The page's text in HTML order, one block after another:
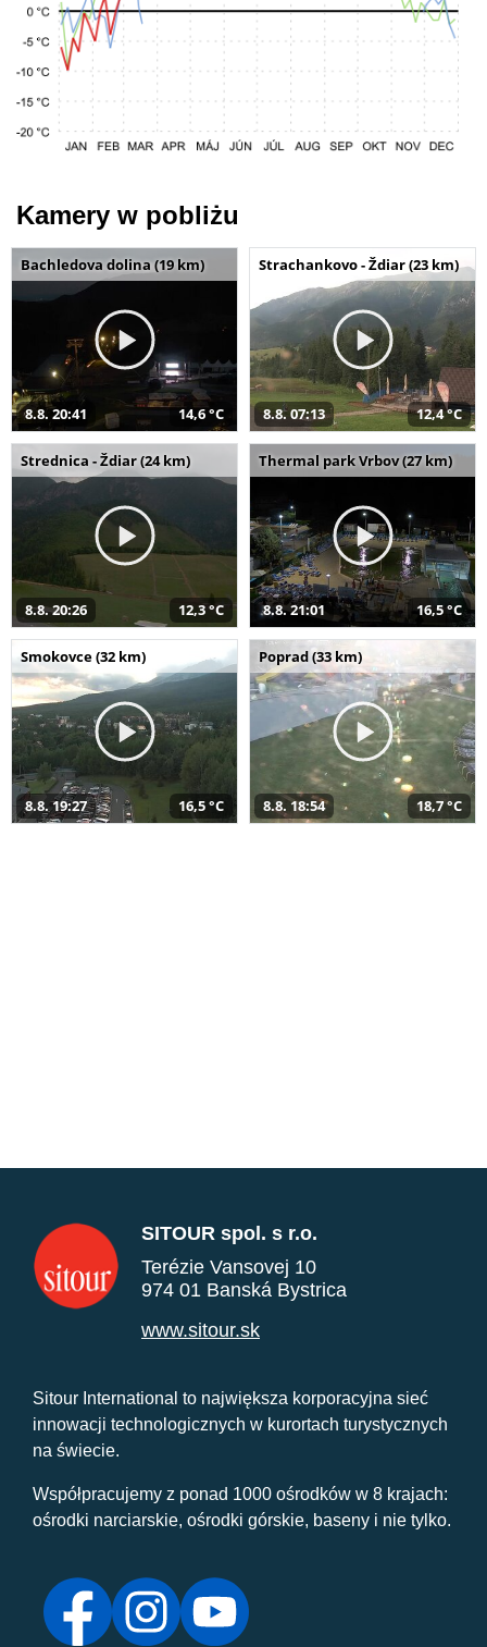
Kamery w pobliżu
Bachledova dolina (19 km)
8.8. 20:41 14,6 °C
Strachankovo - Ždiar (23 km)
8.8. 07:13 12,4 °C
Strednica - Ždiar (24 km)
8.8. 20:26 12,3 °C
Thermal park Vrbov (27 km)
8.8. 21:01 16,5 °C
Smokovce (32 km)
8.8. 19:27 16,5 °C
Poprad (33 km)
8.8. 18:54 18,7 °C
SITOUR spol. s r.o.
Terézie Vansovej 10
974 01 Banská Bystrica
www.sitour.sk
Sitour International to największa korporacyjna sieć
innowacji technologicznych w kurortach turystycznych
na świecie.
Współpracujemy z ponad 1000 ośrodków w 8 krajach:
ośrodki narciarskie, ośrodki górskie, baseny i nie tylko.